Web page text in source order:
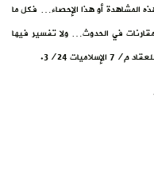
المشاهدة أو هذا الإحصاء… فكل ما
في الحدوث… ولا تفسير فيها
3/24.